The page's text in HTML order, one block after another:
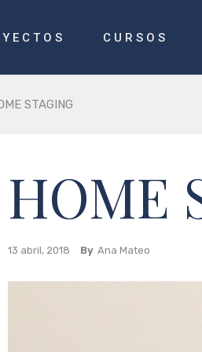
CURSOS
STAGING
HOME
13 abril, 2018 By Ana Mateo